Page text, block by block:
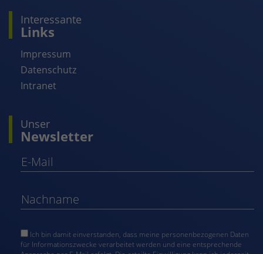
Interessante
Links
Impressum
Datenschutz
Intranet
Unser
Newsletter
Ich bin damit einverstanden, dass meine personenbezogenen Daten
für Informationszwecke verarbeitet werden und eine entsprechende